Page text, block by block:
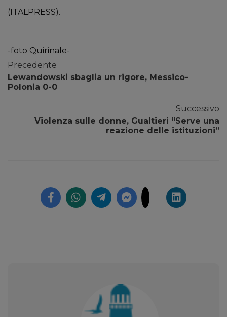
(ITALPRESS).
-foto Quirinale-
Precedente
Lewandowski sbaglia un rigore, Messico-
Polonia 0-0
Successivo
Violenza sulle donne, Gualtieri “Serve una
reazione delle istituzioni”